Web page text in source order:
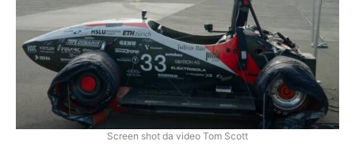
Screen shot da video Tom Scott